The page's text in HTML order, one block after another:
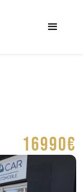
16990€